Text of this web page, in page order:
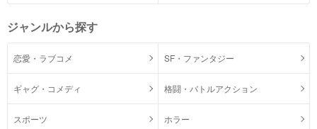
ジャンルから探す
恋愛・ラブコメ SF・ファンタジー
ギャグ・コメディ 格闘・バトルアクション
スポーツ ホラー